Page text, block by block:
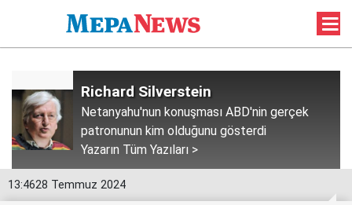
Richard Silverstein
Netanyahu'nun konuşması ABD'nin gerçek
patronunun kim olduğunu gösterdi
Yazarın Tüm Yazıları >
13:4628 Temmuz 2024